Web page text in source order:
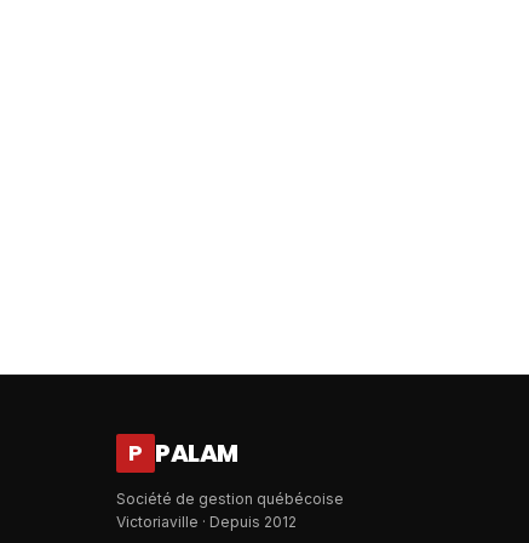
P PALAM
Société de gestion québécoise
Victoriaville · Depuis 2012